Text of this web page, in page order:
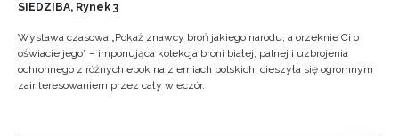
SIEDZIBA, Rynek 3
Wystawa czasowa „Pokaż znawcy broń jakiego narodu, a orzeknie Ci o
oświacie jego” – imponująca kolekcja broni białej, palnej i uzbrojenia
ochronnego z różnych epok na ziemiach polskich, cieszyła się ogromnym
zainteresowaniem przez cały wieczór.